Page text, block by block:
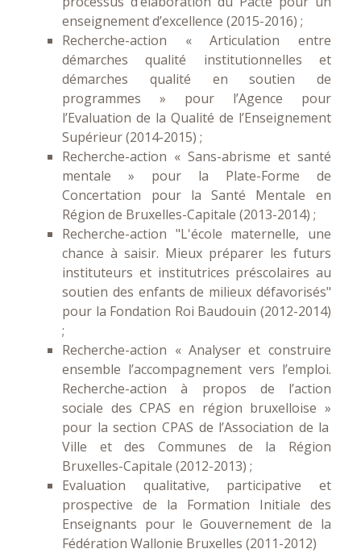
enseignement d’excellence (2015-2016) ;
Recherche-action « Articulation entre
démarches qualité institutionnelles et
démarches qualité en soutien de
programmes » pour l’Agence pour
l’Evaluation de la Qualité de l’Enseignement
Supérieur (2014-2015) ;
Recherche-action « Sans-abrisme et santé
mentale » pour la Plate-Forme de
Concertation pour la Santé Mentale en
Région de Bruxelles-Capitale (2013-2014) ;
Recherche-action "L'école maternelle, une
chance à saisir. Mieux préparer les futurs
instituteurs et institutrices préscolaires au
soutien des enfants de milieux défavorisés"
pour la Fondation Roi Baudouin (2012-2014)
;
Recherche-action « Analyser et construire
ensemble l’accompagnement vers l’emploi.
Recherche-action à propos de l’action
sociale des CPAS en région bruxelloise »
pour la section CPAS de l’Association de la
Ville et des Communes de la Région
Bruxelles-Capitale (2012-2013) ;
Evaluation qualitative, participative et
prospective de la Formation Initiale des
Enseignants pour le Gouvernement de la
Fédération Wallonie Bruxelles (2011-2012)